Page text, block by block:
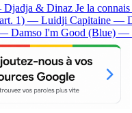
Djadja & Dinaz Je la
1) — Luidji Capitaine —
Damso I'm Good (Blue) —